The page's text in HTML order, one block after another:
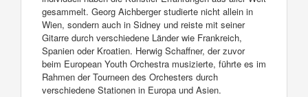
gesammelt. Georg Aichberger studierte nicht allein in
Wien, sondern auch in Sidney und reiste mit seiner
Gitarre durch verschiedene Länder wie Frankreich,
Spanien oder Kroatien. Herwig Schaffner, der zuvor
beim European Youth Orchestra musizierte, führte es im
Rahmen der Tourneen des Orchesters durch
verschiedene Stationen in Europa und Asien.